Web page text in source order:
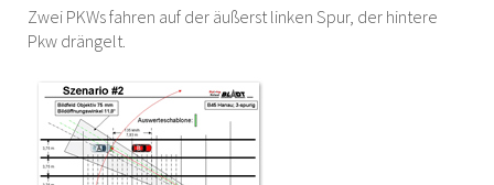
Zwei PKWs fahren auf der äußerst linken Spur, der hintere
Pkw drängelt.